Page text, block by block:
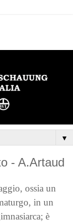
▼
- A.Artaud
ossia un
in un
è